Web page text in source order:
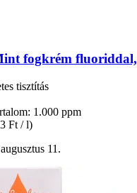
fogkrém
tisztítás
1.000 ppm
Ft / l)
11.